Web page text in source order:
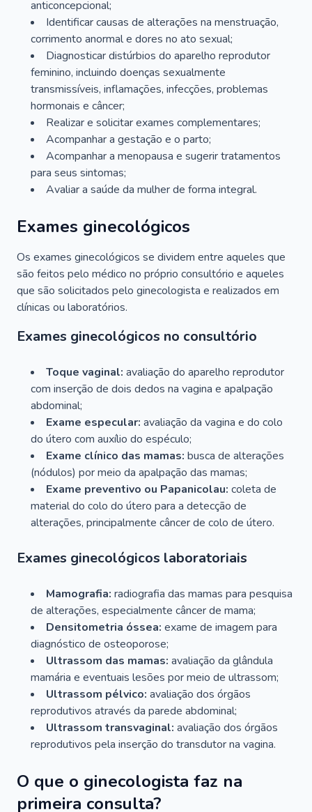
anticoncepcional;
Identificar causas de alterações na menstruação,
corrimento anormal e dores no ato sexual;
Diagnosticar distúrbios do aparelho reprodutor
feminino, incluindo doenças sexualmente
transmissíveis, inflamações, infecções, problemas
hormonais e câncer;
Realizar e solicitar exames complementares;
Acompanhar a gestação e o parto;
Acompanhar a menopausa e sugerir tratamentos
para seus sintomas;
Avaliar a saúde da mulher de forma integral.
Exames ginecológicos
Os exames ginecológicos se dividem entre aqueles que
são feitos pelo médico no próprio consultório e aqueles
que são solicitados pelo ginecologista e realizados em
clínicas ou laboratórios.
Exames ginecológicos no consultório
Toque vaginal: avaliação do aparelho reprodutor
com inserção de dois dedos na vagina e apalpação
abdominal;
Exame especular: avaliação da vagina e do colo
do útero com auxílio do espéculo;
Exame clínico das mamas: busca de alterações
(nódulos) por meio da apalpação das mamas;
Exame preventivo ou Papanicolau: coleta de
material do colo do útero para a detecção de
alterações, principalmente câncer de colo de útero.
Exames ginecológicos laboratoriais
Mamografia: radiografia das mamas para pesquisa
de alterações, especialmente câncer de mama;
Densitometria óssea: exame de imagem para
diagnóstico de osteoporose;
Ultrassom das mamas: avaliação da glândula
mamária e eventuais lesões por meio de ultrassom;
Ultrassom pélvico: avaliação dos órgãos
reprodutivos através da parede abdominal;
Ultrassom transvaginal: avaliação dos órgãos
reprodutivos pela inserção do transdutor na vagina.
O que o ginecologista faz na
primeira consulta?